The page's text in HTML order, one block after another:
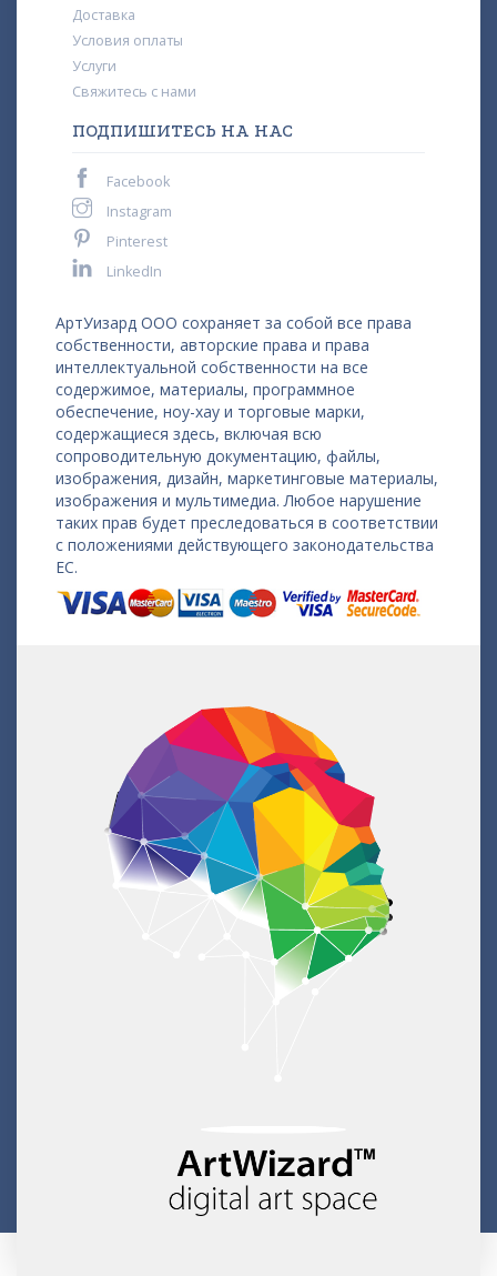
Доставка
Условия оплаты
Услуги
Свяжитесь с нами
ПОДПИШИТЕСЬ НА НАС
Facebook
Instagram
Pinterest
LinkedIn
АртУизард ООО сохраняет за собой все права
собственности, авторские права и права
интеллектуальной собственности на все
содержимое, материалы, программное
обеспечение, ноу-хау и торговые марки,
содержащиеся здесь, включая всю
сопроводительную документацию, файлы,
изображения, дизайн, маркетинговые материалы,
изображения и мультимедиа. Любое нарушение
таких прав будет преследоваться в соответствии
с положениями действующего законодательства
ЕС.